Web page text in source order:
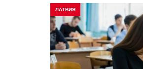
ЛАТВИЯ